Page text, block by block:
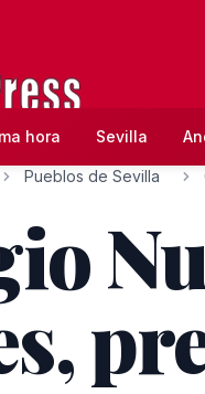
hora Sevilla
Pueblos de Sevilla